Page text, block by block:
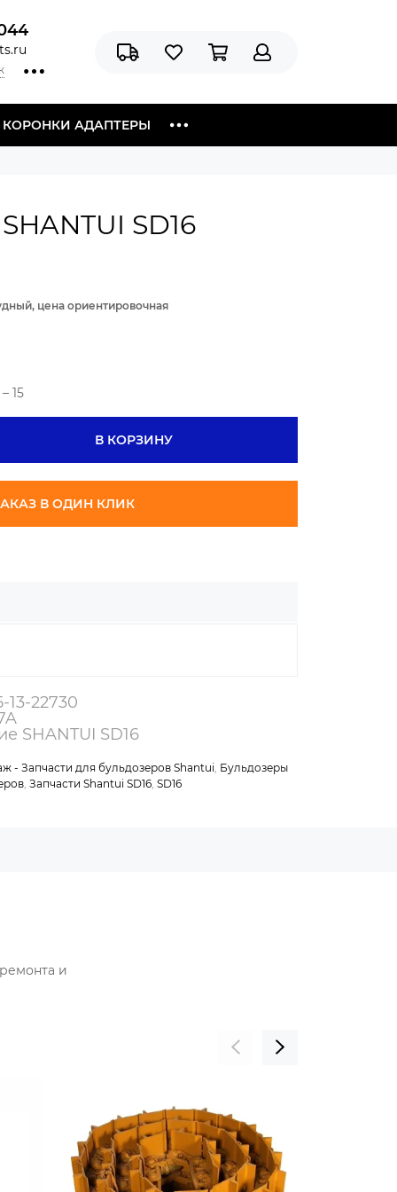
КОРОНКИ АДАПТЕРЫ
SD16
цена ориентировочная
15
В КОРЗИНУ
В ОДИН КЛИК
13-22730
SHANTUI SD16
- Запчасти для бульдозеров Shantui Бульдозеры
Запчасти Shantui SD16 SD16
и